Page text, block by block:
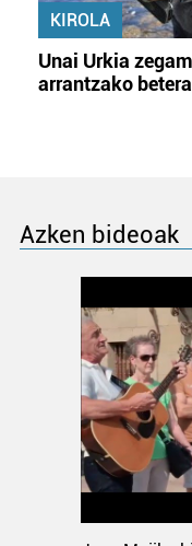
KIROLA
Unai Urkia
arrantzako
Azken bideoak